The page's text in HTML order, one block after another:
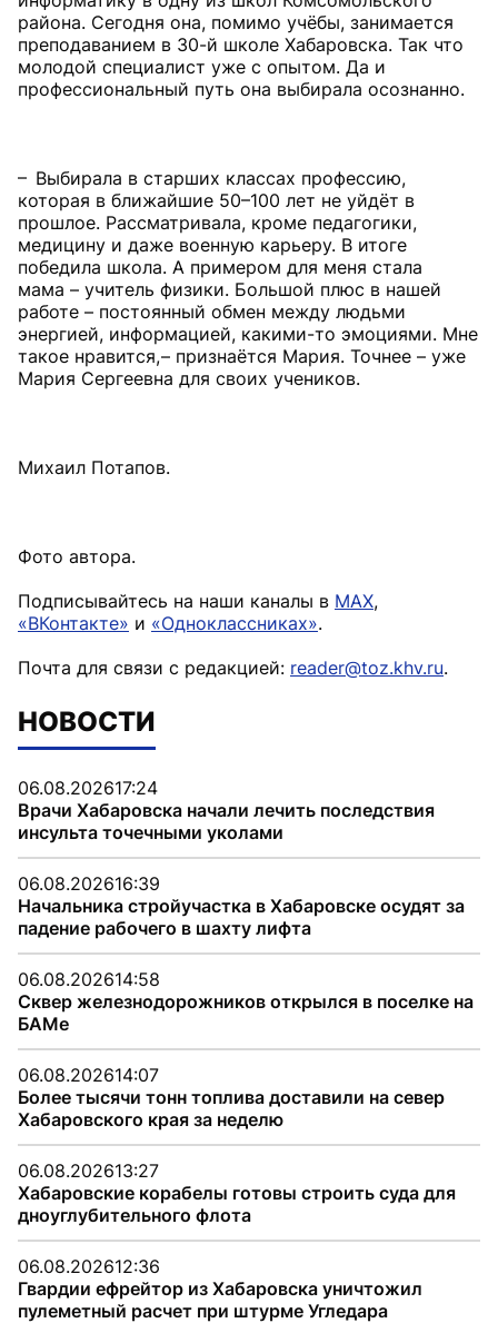
района. Сегодня она, помимо учёбы, занимается
преподаванием в 30-й школе Хабаровска. Так что
молодой специалист уже с опытом. Да и
профессиональный путь она выбирала осознанно.
– Выбирала в старших классах профессию,
которая в ближайшие 50–100 лет не уйдёт в
прошлое. Рассматривала, кроме педагогики,
медицину и даже военную карьеру. В итоге
победила школа. А примером для меня стала
мама – учитель физики. Большой плюс в нашей
работе – постоянный обмен между людьми
энергией, информацией, какими-то эмоциями. Мне
такое нравится, – признаётся Мария. Точнее – уже
Мария Сергеевна для своих учеников.
Михаил Потапов.
Фото автора.
Подписывайтесь на наши каналы в MAX,
«ВКонтакте» и «Одноклассниках».
Почта для связи с редакцией: reader@toz.khv.ru.
НОВОСТИ
06.08.202617:24
Врачи Хабаровска начали лечить последствия
инсульта точечными уколами
06.08.202616:39
Начальника стройучастка в Хабаровске осудят за
падение рабочего в шахту лифта
06.08.202614:58
Сквер железнодорожников открылся в поселке на
БАМе
06.08.202614:07
Более тысячи тонн топлива доставили на север
Хабаровского края за неделю
06.08.202613:27
Хабаровские корабелы готовы строить суда для
дноуглубительного флота
06.08.202612:36
Гвардии ефрейтор из Хабаровска уничтожил
пулеметный расчет при штурме Угледара